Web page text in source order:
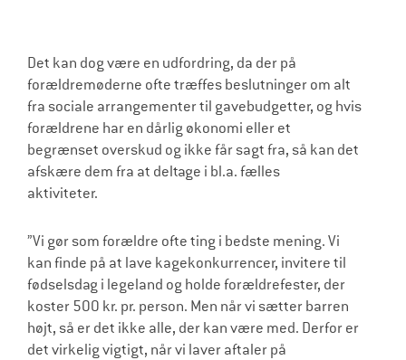
Det kan dog være en udfordring, da der på
forældremøderne ofte træffes beslutninger om alt
fra sociale arrangementer til gavebudgetter, og hvis
forældrene har en dårlig økonomi eller et
begrænset overskud og ikke får sagt fra, så kan det
afskære dem fra at deltage i bl.a. fælles
aktiviteter.
”Vi gør som forældre ofte ting i bedste mening. Vi
kan finde på at lave kagekonkurrencer, invitere til
fødselsdag i legeland og holde forældrefester, der
koster 500 kr. pr. person. Men når vi sætter barren
højt, så er det ikke alle, der kan være med. Derfor er
det virkelig vigtigt, når vi laver aftaler på